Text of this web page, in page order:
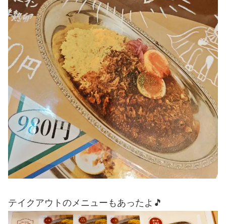
テイクアウトのメニューもあったよ🎵